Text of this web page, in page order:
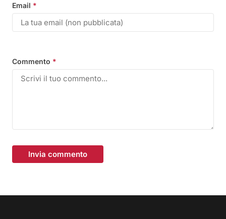
Email *
Commento *
Invia commento